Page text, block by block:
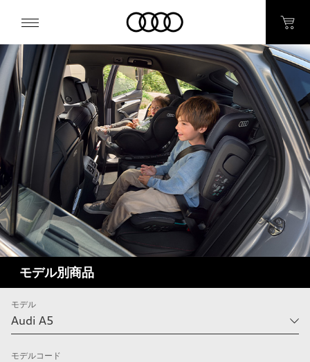
モデル別商品
モデル
モデルコード